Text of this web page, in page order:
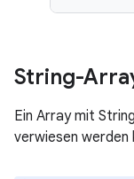
String-
Ein Array mit
verwiesen werden